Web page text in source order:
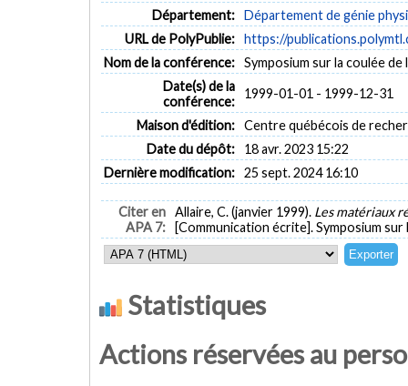
Département: Département de génie
URL de PolyPublie: https://
Nom de la conférence: Symposium sur la coulée de
Date(s) de la
conférence:
1999-01-01 - 1999-12-31
Maison d'édition: Centre québécois de
Date du dépôt:
18 avr. 2023 15:22
Dernière modification: 25 sept. 2024 16:10
Citer en
APA 7:
Allaire, C. (janvier 1999). Les matériaux
[Communication écrite]. Symposium sur
Statistiques
Actions réservées au